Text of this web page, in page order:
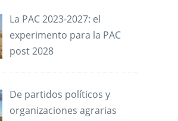
La PAC 2023-2027: el
experimento para la PAC
post 2028
De partidos políticos y
organizaciones agrarias